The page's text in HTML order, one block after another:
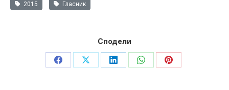
2015 Гласник
Сподели
Share
Share
Share
Share
Share